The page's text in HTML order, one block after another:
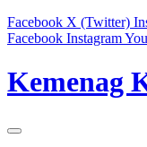
Facebook X (Twitter)
Facebook Instagram
Kemenag